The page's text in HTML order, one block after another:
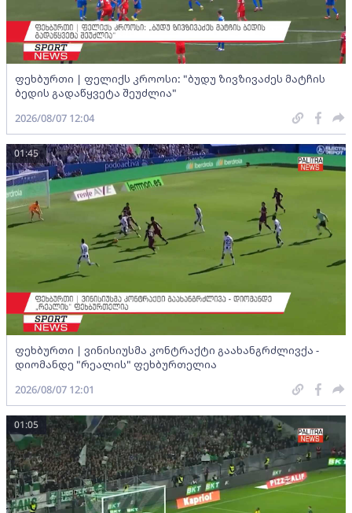
ფეხბურთი | ფელიქს კროოსი: "ბუდუ ზივზივაძეს მატჩის
ბედის გადაწყვეტა შეუძლია"
2026/08/07 12:04
ფეხბურთი | ვინისიუსმა კონტრაქტი გაახანგრძლივქა -
დიომანდე "რეალის" ფეხბურთელია
01:45
2026/08/07 12:01
01:05